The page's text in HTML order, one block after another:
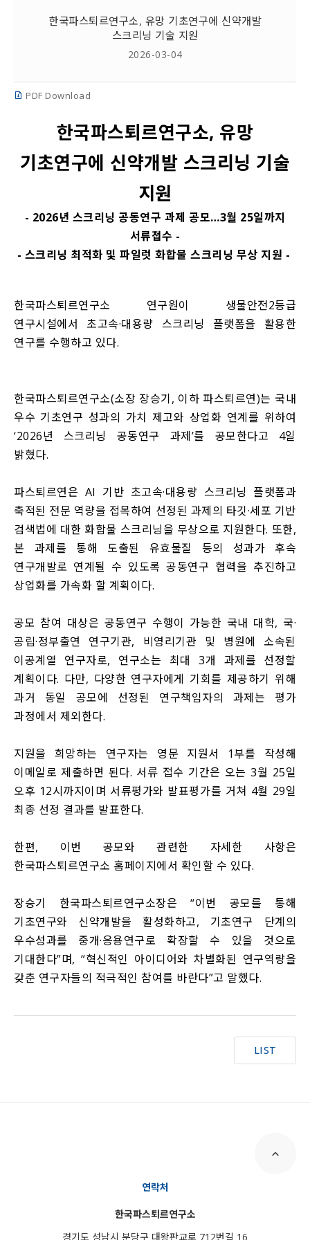
한국파스퇴르연구소, 유망 기초연구에 신약개발
스크리닝 기술 지원
2026-03-04
PDF Download
한국파스퇴르연구소, 유망
기초연구에 신약개발 스크리닝 기술
지원
- 2026년 스크리닝 공동연구 과제 공모…3월 25일까지
서류접수 -
- 스크리닝 최적화 및 파일럿 화합물 스크리닝 무상 지원 -
한국파스퇴르연구소 연구원이 생물안전2등급
연구시설에서 초고속·대용량 스크리닝 플랫폼을 활용한
연구를 수행하고 있다.
한국파스퇴르연구소(소장 장승기, 이하 파스퇴르연)는 국내
우수 기초연구 성과의 가치 제고와 상업화 연계를 위하여
‘2026년 스크리닝 공동연구 과제’를 공모한다고 4일
밝혔다.
파스퇴르연은 AI 기반 초고속·대용량 스크리닝 플랫폼과
축적된 전문 역량을 접목하여 선정된 과제의 타깃·세포 기반
검색법에 대한 화합물 스크리닝을 무상으로 지원한다. 또한,
본 과제를 통해 도출된 유효물질 등의 성과가 후속
연구개발로 연계될 수 있도록 공동연구 협력을 추진하고
상업화를 가속화 할 계획이다.
공모 참여 대상은 공동연구 수행이 가능한 국내 대학, 국·
공립·정부출연 연구기관, 비영리기관 및 병원에 소속된
이공계열 연구자로, 연구소는 최대 3개 과제를 선정할
계획이다. 다만, 다양한 연구자에게 기회를 제공하기 위해
과거 동일 공모에 선정된 연구책임자의 과제는 평가
과정에서 제외한다.
지원을 희망하는 연구자는 영문 지원서 1부를 작성해
이메일로 제출하면 된다. 서류 접수 기간은 오는 3월 25일
오후 12시까지이며 서류평가와 발표평가를 거쳐 4월 29일
최종 선정 결과를 발표한다.
한편, 이번 공모와 관련한 자세한 사항은
한국파스퇴르연구소 홈페이지에서 확인할 수 있다.
장승기 한국파스퇴르연구소장은 “이번 공모를 통해
기초연구와 신약개발을 활성화하고, 기초연구 단계의
우수성과를 중개·응용연구로 확장할 수 있을 것으로
기대한다”며, “혁신적인 아이디어와 차별화된 연구역량을
갖춘 연구자들의 적극적인 참여를 바란다”고 말했다.
LIST
연락처
한국파스퇴르연구소
경기도 성남시 분당구 대왕판교로 712번길 16